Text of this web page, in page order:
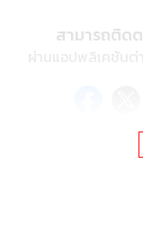
สามารถติดต
ผ่านแอปพลิเคชันต่